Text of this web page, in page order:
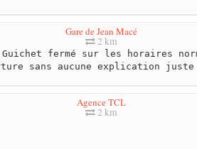
Gare de Jean Macé
2 km
Guichet fermé sur les horaires
sans aucune explication
Agence TCL
2 km